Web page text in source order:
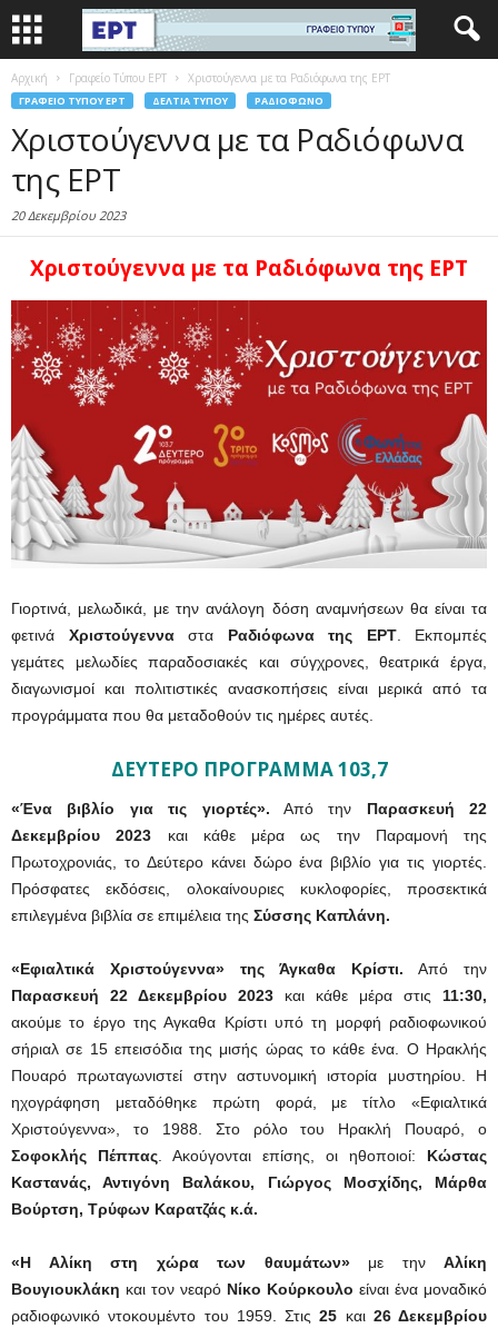
Αρχική Γραφείο Τύπου ΕΡΤ Χριστούγεννα με τα Ραδιόφωνα της ΕΡΤ
ΓΡΑΦΕΊΟ ΤΎΠΟΥ ΕΡΤ ΔΕΛΤΊΑ ΤΎΠΟΥ ΡΑΔΙΌΦΩΝΟ
Χριστούγεννα με τα Ραδιόφωνα
της ΕΡΤ
20 Δεκεμβρίου 2023
Χριστούγεννα με τα Ραδιόφωνα της ΕΡΤ
Γιορτινά, μελωδικά, με την ανάλογη δόση αναμνήσεων θα είναι τα
φετινά Χριστούγενναστα Ραδιόφωνα της ΕΡΤ. Εκπομπές
γεμάτες μελωδίες παραδοσιακές και σύγχρονες, θεατρικά έργα,
διαγωνισμοί και πολιτιστικές ανασκοπήσεις είναι μερικά από τα
προγράμματα που θα μεταδοθούν τις ημέρες αυτές.
ΔΕΥΤΕΡΟ ΠΡΟΓΡΑΜΜΑ 103,7
«Ένα βιβλίο για τις γιορτές». Από την Παρασκευή 22
Δεκεμβρίου 2023 και κάθε μέρα ως την Παραμονή της
Πρωτοχρονιάς, το Δεύτερο κάνει δώρο ένα βιβλίο για τις γιορτές.
Πρόσφατες εκδόσεις, ολοκαίνουριες κυκλοφορίες, προσεκτικά
επιλεγμένα βιβλία σε επιμέλεια της Σύσσης Καπλάνη.
«Εφιαλτικά Χριστούγεννα» της Άγκαθα Κρίστι. Από την
Παρασκευή 22 Δεκεμβρίου 2023 και κάθε μέρα στις 11:30,
ακούμε το έργο της Αγκαθα Κρίστι υπό τη μορφή ραδιοφωνικού
σήριαλ σε 15 επεισόδια της μισής ώρας το κάθε ένα. Ο Ηρακλής
Πουαρό πρωταγωνιστεί στην αστυνομική ιστορία μυστηρίου. Η
ηχογράφηση μεταδόθηκε πρώτη φορά, με τίτλο «Εφιαλτικά
Χριστούγεννα», το 1988. Στο ρόλο του Ηρακλή Πουαρό, ο
Σοφοκλής Πέππας . Ακούγονται επίσης, οι ηθοποιοί: Κώστας
Καστανάς, Αντιγόνη Βαλάκου, Γιώργος Μοσχίδης, Μάρθα
Βούρτση, Τρύφων Καρατζάς κ.ά.
«Η Αλίκη στη χώρα των θαυμάτων»με την Αλίκη
Βουγιουκλάκη και τον νεαρό Νίκο Κούρκουλο είναι ένα μοναδικό
ραδιοφωνικό ντοκουμέντο του 1959. Στις25 και 26 Δεκεμβρίου